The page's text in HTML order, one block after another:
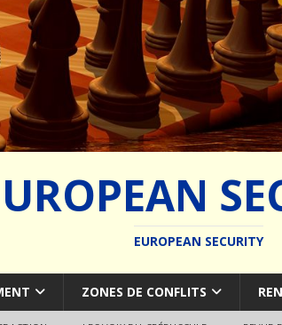
EUROPEAN SECURITY
ZONES DE CONFLITS